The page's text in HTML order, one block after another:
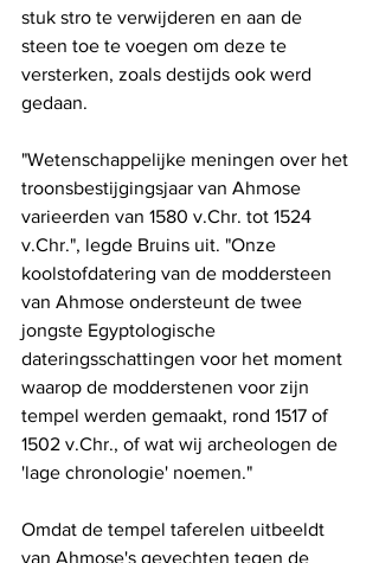
stuk stro te verwijderen en aan de
steen toe te voegen om deze te
versterken, zoals destijds ook werd
gedaan.
"Wetenschappelijke meningen over het
troonsbestijgingsjaar van Ahmose
varieerden van 1580 v.Chr. tot 1524
v.Chr.", legde Bruins uit. "Onze
koolstofdatering van de moddersteen
van Ahmose ondersteunt de twee
jongste Egyptologische
dateringsschattingen voor het moment
waarop de modderstenen voor zijn
tempel werden gemaakt, rond 1517 of
1502 v.Chr., of wat wij archeologen de
'lage chronologie' noemen."
Omdat de tempel taferelen uitbeeldt
van Ahmose's gevechten tegen de